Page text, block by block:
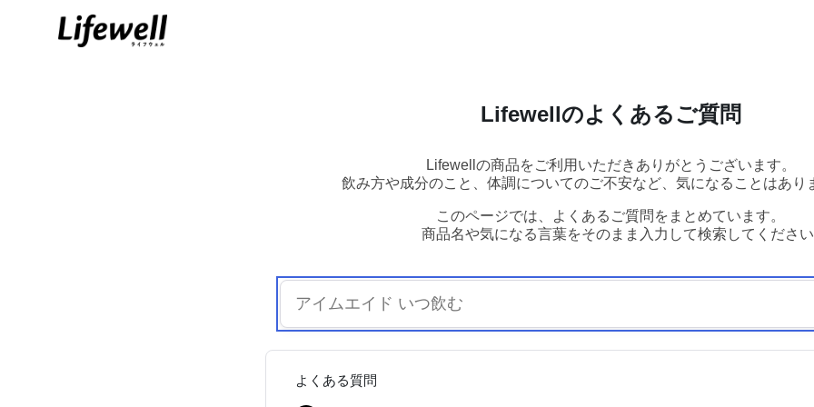
Lifewellのよくあるご質問
Lifewellの商品をご利用いただきありがとうございます。
飲み方や成分のこと、体調についてのご不安など、気になることはあり
このページでは、よくあるご質問をまとめています。
商品名や気になる言葉をそのまま入力して検索してください
よくある質問